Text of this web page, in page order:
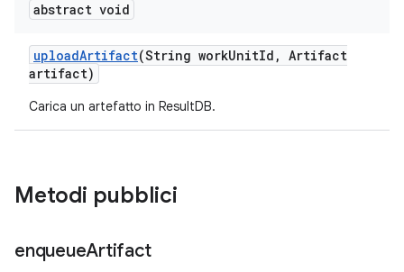
abstract void
uploadArtifact(String workUnitId , Artifact
artifact)
Carica un artefatto in ResultDB.
Metodi pubblici
enqueueArtifact